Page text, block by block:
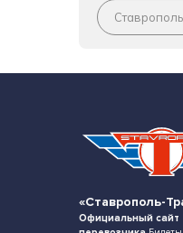
«Ставрополь-
Официальный сайт